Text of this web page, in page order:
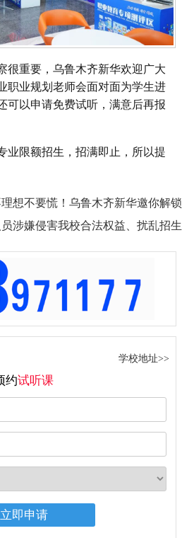
很重要，乌鲁木齐新华欢迎广大
职业规划老师会面对面为学生进
可以申请免费试听，满意后再报
业限额招生，招满即止，所以提
想不要慌！乌鲁木齐新华邀你解
涉嫌侵害我校合法权益、扰乱招
学校地址>>
约试听课